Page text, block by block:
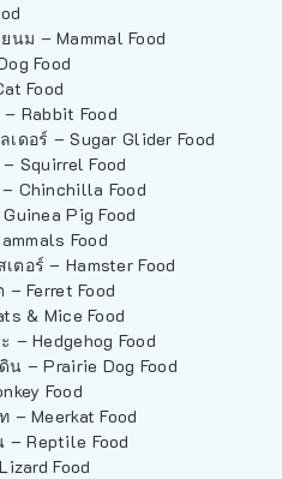
นม – Mammal Food
Food
Food
Rabbit Food
เดอร์ – Sugar Glider Food
Squirrel Food
Chinchilla Food
Pig Food
Food
ตอร์ – Hamster Food
– Ferret Food
& Mice Food
– Hedgehog Food
น – Prairie Dog Food
Food
– Meerkat Food
– Reptile Food
Food